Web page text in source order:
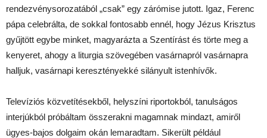
rendezvénysorozatából „csak” egy zárómise jutott. Igaz, Ferenc
pápa celebrálta, de sokkal fontosabb ennél, hogy Jézus Krisztus
gyűjtött egybe minket, magyarázta a Szentírást és törte meg a
kenyeret, ahogy a liturgia szövegében vasárnapról vasárnapra
halljuk, vasárnapi keresztényekké silányult istenhívők.
Televíziós közvetítésekből, helyszíni riportokból, tanulságos
interjúkból próbáltam összerakni magamnak mindazt, amiről
ügyes-bajos dolgaim okán lemaradtam. Sikerült például